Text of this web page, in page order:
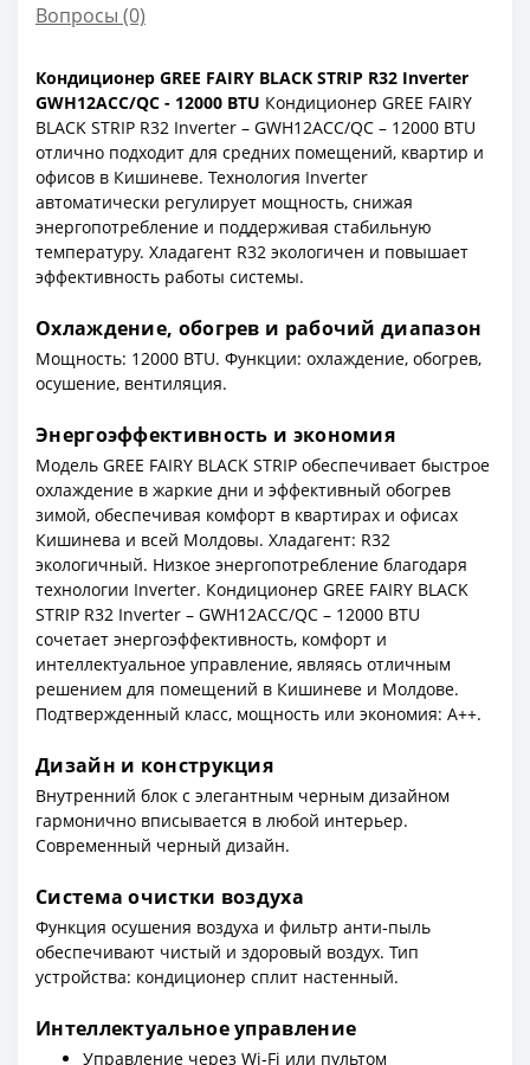
Вопросы (0)
Кондиционер GREE FAIRY BLACK STRIP R32 Inverter
GWH12ACC/QC - 12000 BTU Кондиционер GREE FAIRY
BLACK STRIP R32 Inverter – GWH12ACC/QC – 12000 BTU
отлично подходит для средних помещений, квартир и
офисов в Кишиневе. Технология Inverter
автоматически регулирует мощность, снижая
энергопотребление и поддерживая стабильную
температуру. Хладагент R32 экологичен и повышает
эффективность работы системы.
Охлаждение, обогрев и рабочий диапазон
Мощность: 12000 BTU. Функции: охлаждение, обогрев,
осушение, вентиляция.
Энергоэффективность и экономия
Модель GREE FAIRY BLACK STRIP обеспечивает быстрое
охлаждение в жаркие дни и эффективный обогрев
зимой, обеспечивая комфорт в квартирах и офисах
Кишинева и всей Молдовы. Хладагент: R32
экологичный. Низкое энергопотребление благодаря
технологии Inverter. Кондиционер GREE FAIRY BLACK
STRIP R32 Inverter – GWH12ACC/QC – 12000 BTU
сочетает энергоэффективность, комфорт и
интеллектуальное управление, являясь отличным
решением для помещений в Кишиневе и Молдове.
Подтвержденный класс, мощность или экономия: A++.
Дизайн и конструкция
Внутренний блок с элегантным черным дизайном
гармонично вписывается в любой интерьер.
Современный черный дизайн.
Система очистки воздуха
Функция осушения воздуха и фильтр анти‑пыль
обеспечивают чистый и здоровый воздух. Тип
устройства: кондиционер сплит настенный.
Интеллектуальное управление
Управление через Wi‑Fi или пультом